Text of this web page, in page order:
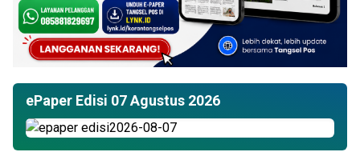
ePaper Edisi 07 Agustus 2026